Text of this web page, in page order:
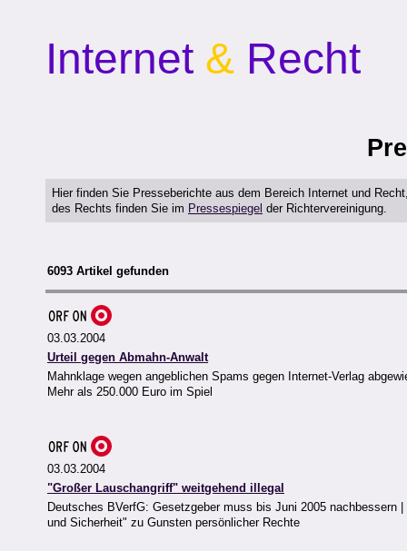
Internet & Recht
Hier finden Sie Presseberichte aus dem Bereich Internet und
des Rechts finden Sie im Pressespiegel der Richtervereinigung.
6093 Artikel gefunden
03.03.2004
Urteil gegen Abmahn-Anwalt
Mahnklage wegen angeblichen Spams gegen Internet-Verlag
Mehr als 250.000 Euro im Spiel
03.03.2004
"Großer Lauschangriff" weitgehend illegal
Deutsches BVerfG: Gesetzgeber muss bis Juni 2005 nachbessern
und Sicherheit" zu Gunsten persönlicher Rechte